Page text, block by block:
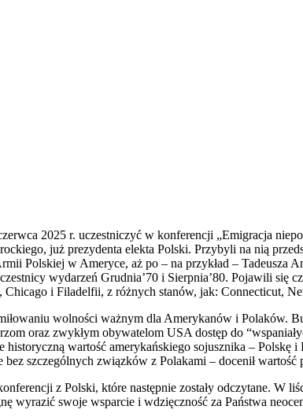
2025 r. uczestniczyć w konferencji „Emigracja
już prezydenta elekta Polski. Przybyli na nią
Polskiej w Ameryce, aż po – na przykład – Tadeusza
wydarzeń Grudnia’70 i Sierpnia’80. Pojawili się
i Filadelfii, z różnych stanów, jak: Connecticut,
wolności ważnym dla Amerykanów i Polaków.
oraz zwykłym obywatelom USA dostęp do
wartość amerykańskiego sojusznika – Polskę
szczególnych związków z Polakami – docenił
z Polski, które następnie zostały odczytane. W
wyrazić swoje wsparcie i wdzięczność za Państwa